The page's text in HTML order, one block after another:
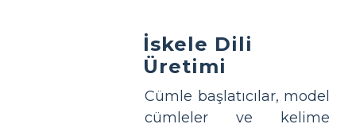
İskele Dili
Üretimi
Cümle başlatıcılar, model
cümleler ve kelime